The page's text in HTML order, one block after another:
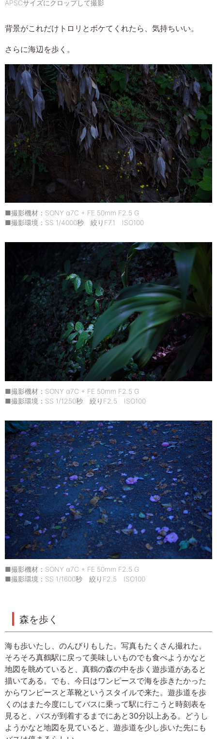
APSCサイズにクロップして撮影
背景がこれだけトロリとボケてくれたら、気持ちいい。
さらに海辺を歩く。
■撮影機材：SONY α7C + FE 50mm F2.5 G
■撮影環境：SS 1/4000秒 絞りF7.1 ISO100
■撮影機材：SONY α7C + FE 50mm F2.5 G
■撮影環境：SS 1/1250秒 絞りF2.5 ISO100
■撮影機材：SONY α7C + FE 50mm F2.5 G
■撮影環境：SS 1/1600秒 絞りF2.5 ISO100
森を歩く
海も歩いたし、のんびりもした。写真もたくさん撮れた。
そろそろ真鶴駅に戻って美味しいものでも食べようかなと
地図を眺めていると、真鶴の森の中を歩く遊歩道があると
描いてある。でも、今日はワンピースで海を歩きたかった
からワンピースと革靴というスタイルで来た。遊歩道を歩
くのはまた今度にしてバスに乗って駅に行こうと時刻表を
見ると、バスが到着するまでにあと30分以上ある。どうし
ようかなと地図を見ていると、遊歩道を少し歩いた先にも